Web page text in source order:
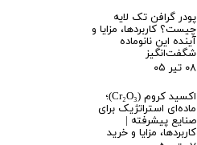
پودر گرافن تک لایه
چیست؟ کاربردها، مزایا و
آینده این نانوماده
شگفت‌انگیز
۰۸ تیر ۰۵
اکسید کروم (Cr₂O₃)؛
ماده‌ای استراتژیک برای
صنایع پیشرفته |
کاربردها، مزایا و خرید